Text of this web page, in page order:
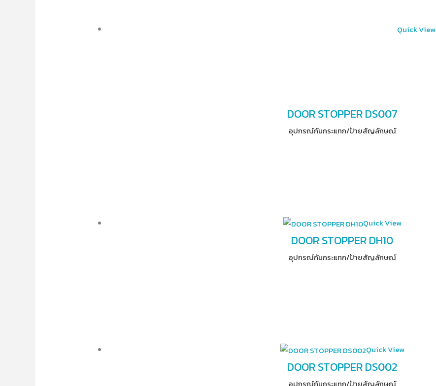
Quick View
DOOR STOPPER DS007
อุปกรณ์​กันกระแทก/ป้ายสัญลักษณ์
Quick View
DOOR STOPPER DH10
อุปกรณ์​กันกระแทก/ป้ายสัญลักษณ์
Quick View
DOOR STOPPER DS002